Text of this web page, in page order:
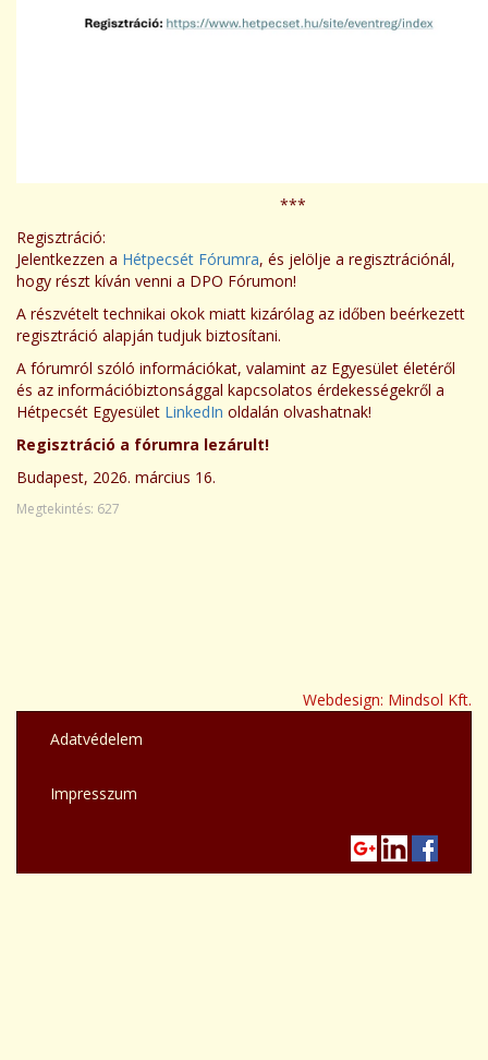
***
Regisztráció:
Jelentkezzen a Hétpecsét Fórumra, és jelölje a regisztrációnál,
hogy részt kíván venni a DPO Fórumon!
A részvételt technikai okok miatt kizárólag az időben beérkezett
regisztráció alapján tudjuk biztosítani.
A fórumról szóló információkat, valamint az Egyesület életéről
és az információbiztonsággal kapcsolatos érdekességekről a
Hétpecsét Egyesület LinkedIn oldalán olvashatnak!
Regisztráció a fórumra lezárult!
Budapest, 2026. március 16.
Megtekintés: 627
Webdesign: Mindsol Kft.
Adatvédelem
Impresszum